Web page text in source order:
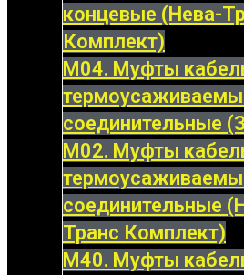
концевые (Нева-
Комплект)
М04. Муфты
соединительные
М02. Муфты
соединительные
Транс Комплект)
М40. Муфты